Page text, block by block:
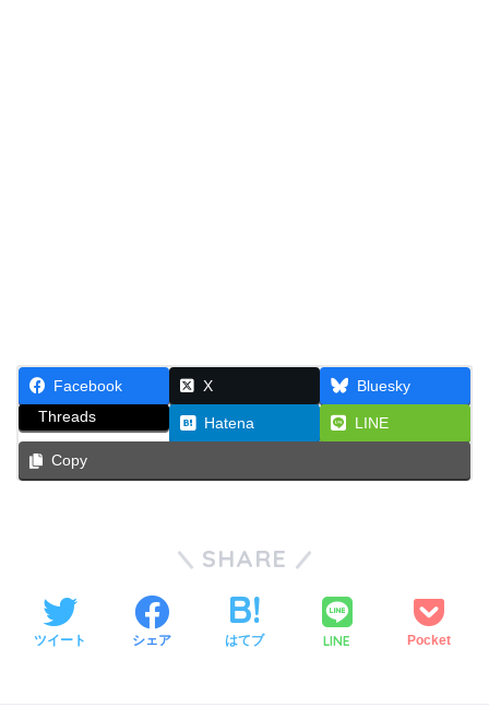
Facebook X
Bluesky
Threads
Hatena LINE
Copy
SHARE
ツイート シェア はてブ LINE Pocket